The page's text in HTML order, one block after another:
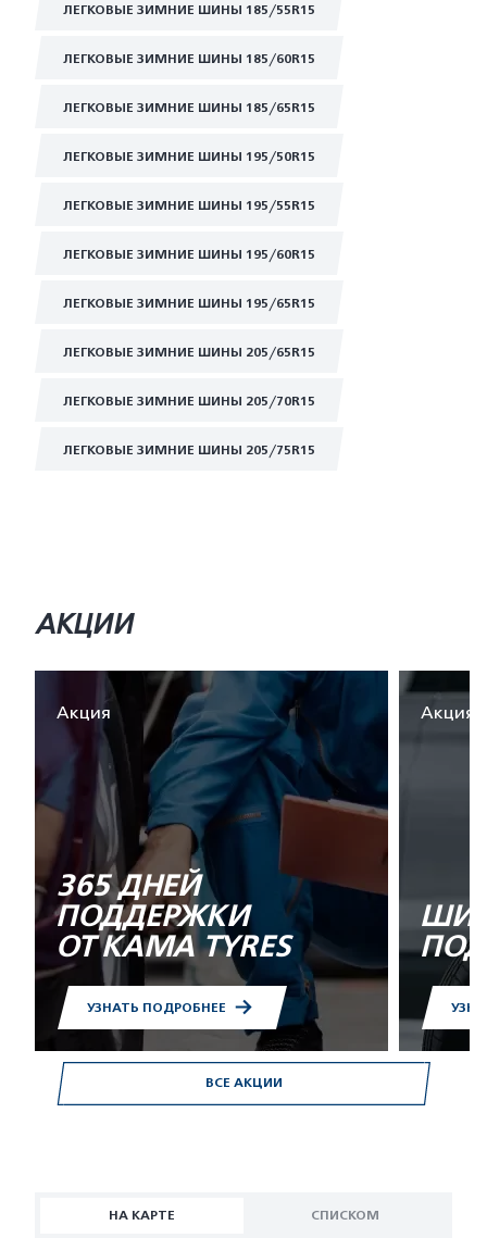
ЛЕГКОВЫЕ ЗИМНИЕ ШИНЫ 185/55R15
ЛЕГКОВЫЕ ЗИМНИЕ ШИНЫ 185/60R15
ЛЕГКОВЫЕ ЗИМНИЕ ШИНЫ 185/65R15
ЛЕГКОВЫЕ ЗИМНИЕ ШИНЫ 195/50R15
ЛЕГКОВЫЕ ЗИМНИЕ ШИНЫ 195/55R15
ЛЕГКОВЫЕ ЗИМНИЕ ШИНЫ 195/60R15
ЛЕГКОВЫЕ ЗИМНИЕ ШИНЫ 195/65R15
ЛЕГКОВЫЕ ЗИМНИЕ ШИНЫ 205/65R15
ЛЕГКОВЫЕ ЗИМНИЕ ШИНЫ 205/70R15
ЛЕГКОВЫЕ ЗИМНИЕ ШИНЫ 205/75R15
ВСЕ АКЦИИ
АКЦИИ
Акция
365 ДНЕЙ
ПОДДЕРЖКИ
ОТ KAMA TYRES
УЗНАТЬ ПОДРОБНЕЕ
Акция
НА КАРТЕ СПИСКОМ